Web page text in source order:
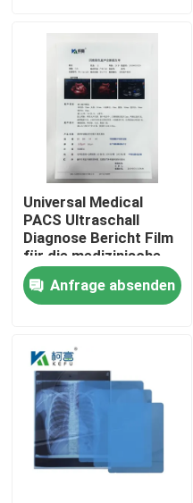
Über uns
Fabrik Tour
Qualitätskontrolle
Kontakt
Alle Fälle
Medizinisches X Ray Film
Universal Medical
PACS Ultraschall
Diagnose Bericht Film
für die medizinische
Maschine
Anfrage absenden